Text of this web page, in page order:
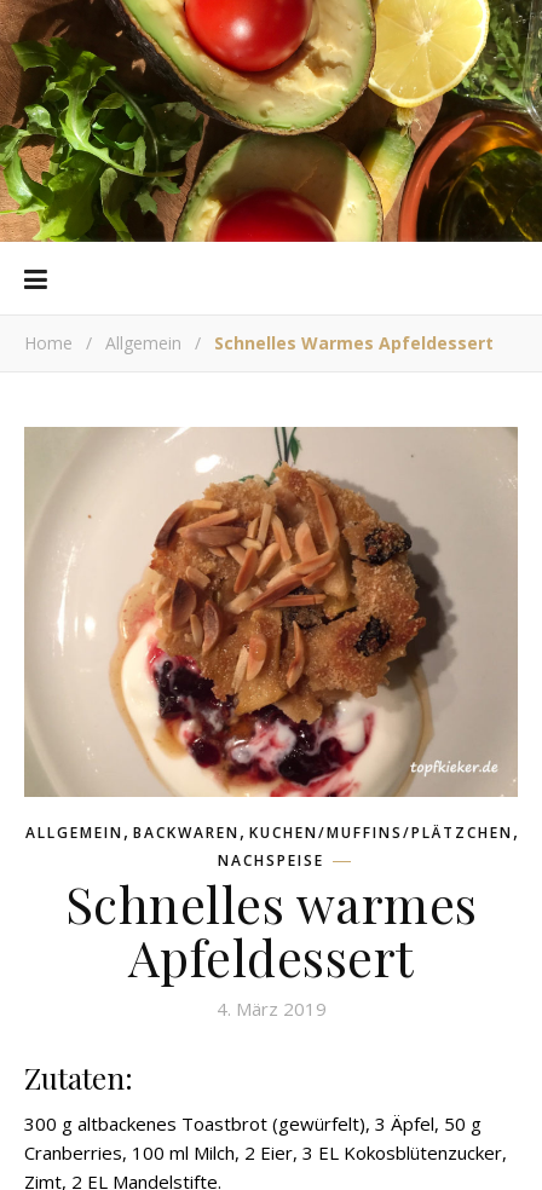
Home / Allgemein / Schnelles Warmes Apfeldessert
ALLGEMEIN, BACKWAREN, KUCHEN/MUFFINS/PLÄTZCHEN,
NACHSPEISE
Schnelles warmes
Apfeldessert
4. März 2019
Zutaten:
300 g altbackenes Toastbrot (gewürfelt), 3 Äpfel, 50 g
Cranberries, 100 ml Milch, 2 Eier, 3 EL Kokosblütenzucker,
Zimt, 2 EL Mandelstifte.